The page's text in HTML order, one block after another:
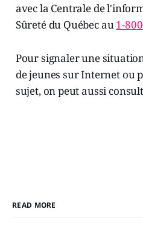
avec la Centrale de
Sûreté du Québec au1-
Pour signaler une
de jeunes sur Internet ou
sujet, on peut aussi
READ MORE